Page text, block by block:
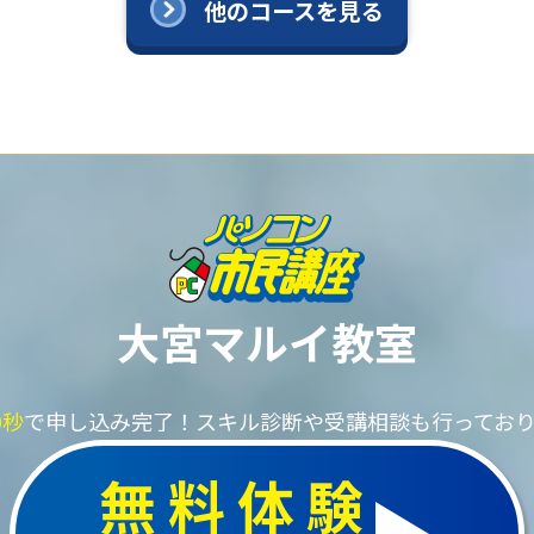
他のコースを見る
大宮マルイ教室
で申し込み完了！ スキル診断や受講相談も行ってお
無料体験